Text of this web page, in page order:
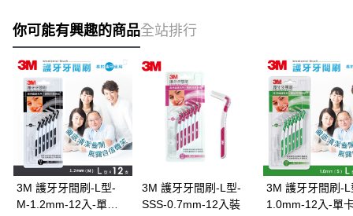
你可能有興趣的商品全站排行
3M 護牙牙間刷-L型-
M-1.2mm-12入-單卡
3M 護牙牙間刷-L型-
SSS-0.7mm-12入裝
3M 護牙牙間刷-L
1.0mm-12入-單